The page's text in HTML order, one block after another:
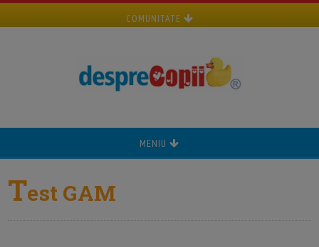
COMUNITATE
MENIU
Test GAM